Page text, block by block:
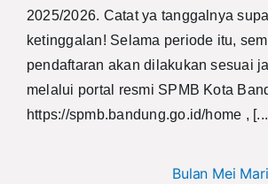
2025/2026. Catat ya tanggalnya
ketinggalan! Selama periode itu,
pendaftaran akan dilakukan sesuai
melalui portal resmi SPMB Kota
https://spmb.bandung.go.id/home ,
Bulan Mei